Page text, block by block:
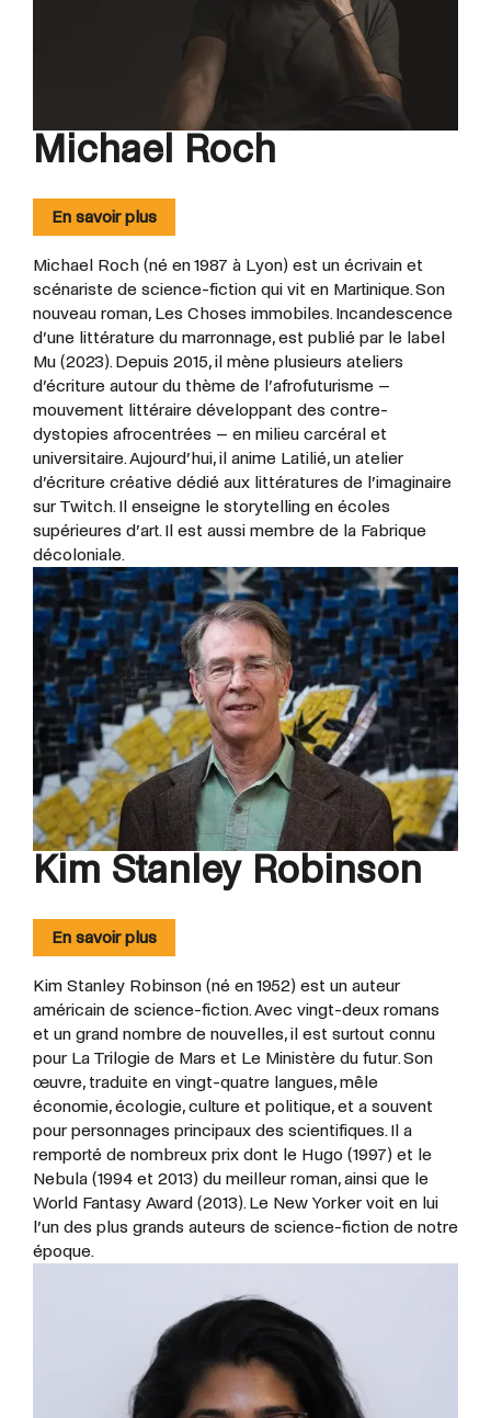
Michael Roch
En savoir plus
Michael Roch (né en 1987 à Lyon) est un écrivain et
scénariste de science-fiction qui vit en Martinique. Son
nouveau roman, Les Choses immobiles. Incandescence
d’une littérature du marronnage, est publié par le label
Mu (2023). Depuis 2015, il mène plusieurs ateliers
d’écriture autour du thème de l’afrofuturisme –
mouvement littéraire développant des contre-
dystopies afrocentrées – en milieu carcéral et
universitaire. Aujourd’hui, il anime Latilié, un atelier
d’écriture créative dédié aux littératures de l’imaginaire
sur Twitch. Il enseigne le storytelling en écoles
supérieures d’art. Il est aussi membre de la Fabrique
décoloniale.
Kim Stanley Robinson
En savoir plus
Kim Stanley Robinson (né en 1952) est un auteur
américain de science-fiction. Avec vingt-deux romans
et un grand nombre de nouvelles, il est surtout connu
pour La Trilogie de Mars et Le Ministère du futur. Son
œuvre, traduite en vingt-quatre langues, mêle
économie, écologie, culture et politique, et a souvent
pour personnages principaux des scientifiques. Il a
remporté de nombreux prix dont le Hugo (1997) et le
Nebula (1994 et 2013) du meilleur roman, ainsi que le
World Fantasy Award (2013). Le New Yorker voit en lui
l’un des plus grands auteurs de science-fiction de notre
époque.